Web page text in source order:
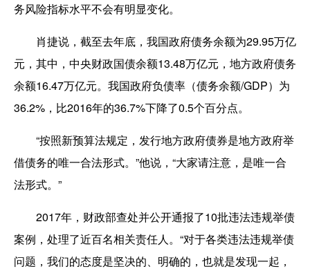
务风险指标水平不会有明显变化。
肖捷说，截至去年底，我国政府债务余额为29.95万亿
元，其中，中央财政国债余额13.48万亿元，地方政府债务
余额16.47万亿元。我国政府负债率（债务余额/GDP）为
36.2%，比2016年的36.7%下降了0.5个百分点。
“按照新预算法规定，发行地方政府债券是地方政府举
借债务的唯一合法形式。”他说，“大家请注意，是唯一合
法形式。”
2017年，财政部查处并公开通报了10批违法违规举债
案例，处理了近百名相关责任人。“对于各类违法违规举债
问题，我们的态度是坚决的、明确的，也就是发现一起，